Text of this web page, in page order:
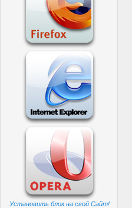
Установить блок на свой Сайт!